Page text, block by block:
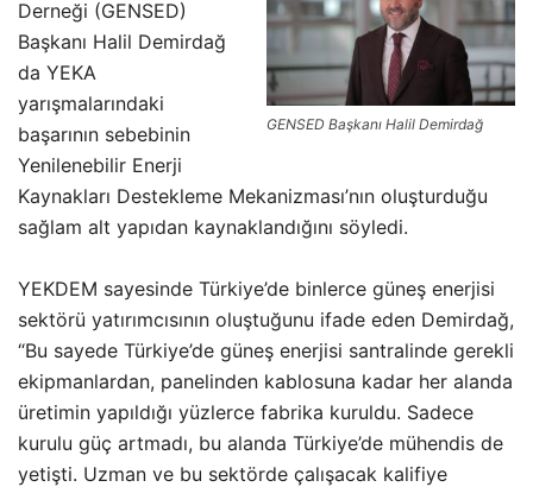
GENSED Başkanı Halil Demirdağ
Derneği (GENSED)
Başkanı Halil Demirdağ
da YEKA
yarışmalarındaki
başarının sebebinin
Yenilenebilir Enerji
Kaynakları Destekleme Mekanizması’nın oluşturduğu
sağlam alt yapıdan kaynaklandığını söyledi.
YEKDEM sayesinde Türkiye’de binlerce güneş enerjisi
sektörü yatırımcısının oluştuğunu ifade eden Demirdağ,
“Bu sayede Türkiye’de güneş enerjisi santralinde gerekli
ekipmanlardan, panelinden kablosuna kadar her alanda
üretimin yapıldığı yüzlerce fabrika kuruldu. Sadece
kurulu güç artmadı, bu alanda Türkiye’de mühendis de
yetişti. Uzman ve bu sektörde çalışacak kalifiye